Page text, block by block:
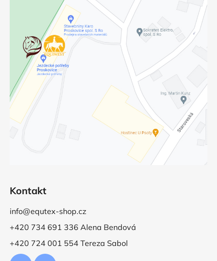
Kontakt
info@equtex-shop.cz
+420 734 691 336 Alena Bendová
+420 724 001 554 Tereza Sabol